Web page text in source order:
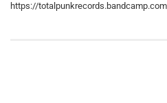
https://